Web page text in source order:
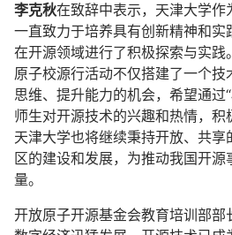
李克秋在致辞中表示，天津大学作
一直致力于培养具有创新精神和
在开源领域进行了积极探索与实
原子校源行活动不仅搭建了一个
思维、提升能力的机会，希望通过
师生对开源技术的兴趣和热情，积
天津大学也将继续秉持开放、共
区的建设和发展，为推动我国开
量。
开放原子开源基金会教育培训部部